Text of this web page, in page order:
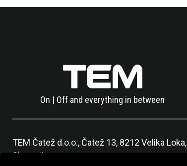
On | Off and everything in between
TEM Čatež d.o.o., Čatež 13, 8212 Velika Loka,
Slovenija